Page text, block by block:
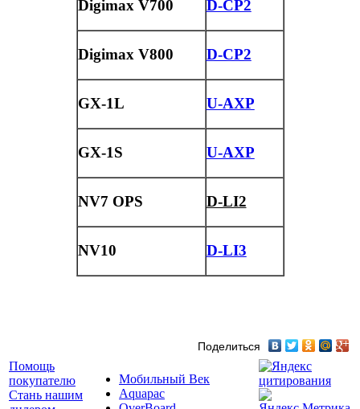
Digimax V700 D-CP2
Digimax V800 D-CP2
GX-1L U-AXP
GX-1S U-AXP
NV7 OPS D-LI2
NV10 D-LI3
Поделиться
Помощь
покупателю
Стань нашим
Мобильный Век
Aquapac